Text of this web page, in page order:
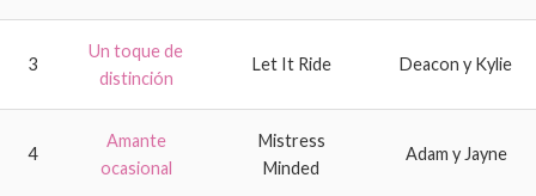
3
Un toque de
distinción
Let It Ride Deacon y Kylie
4
Amante
ocasional
Mistress
Minded
Adam y Jayne